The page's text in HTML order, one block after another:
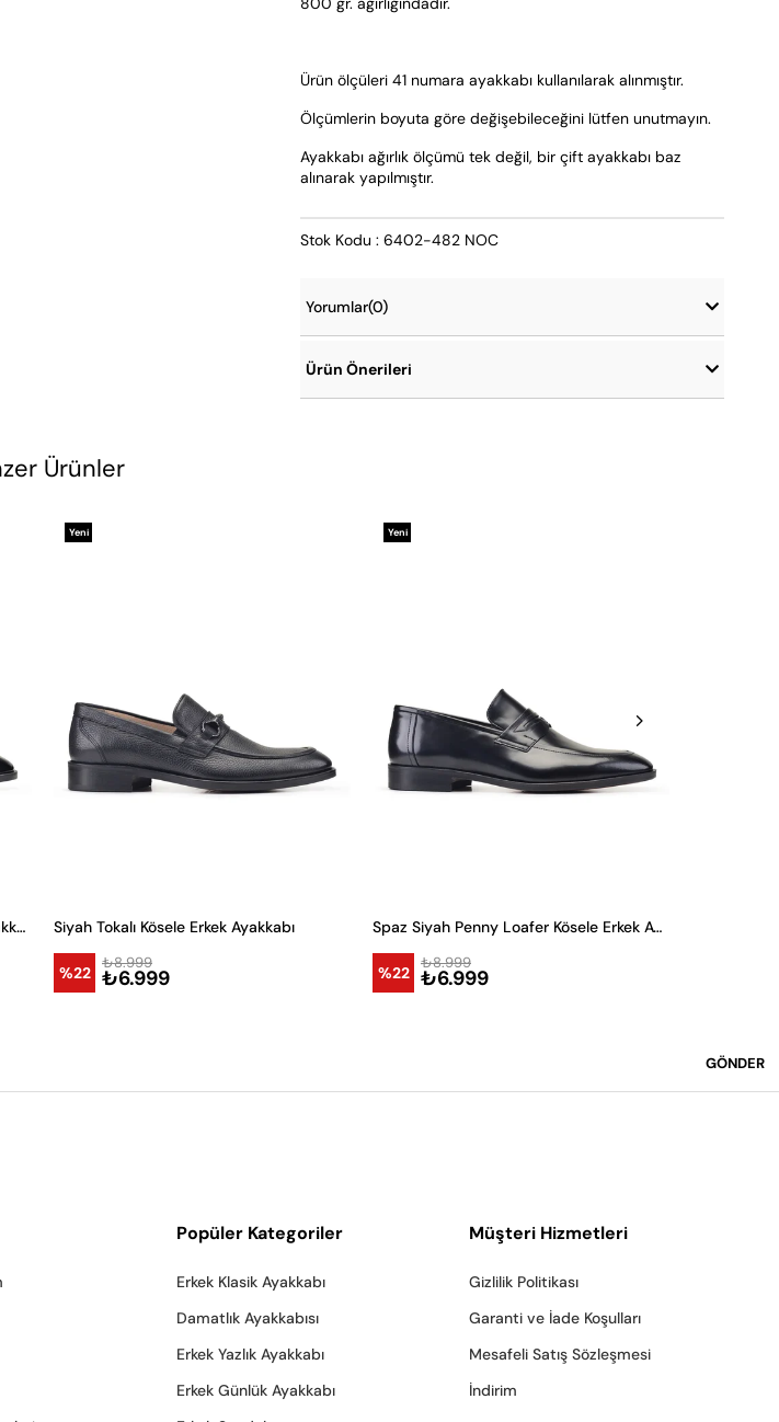
Ürün ölçüleri 41 numara ayakkabı kullanılarak alınmıştır.
Ölçümlerin boyuta göre değişebileceğini lütfen unutmayın.
Ayakkabı ağırlık ölçümü tek değil, bir çift ayakkabı baz
alınarak yapılmıştır.
Stok Kodu : 6402-482 NOC
Yorumlar(0)
Ürün Önerileri
Ürünler
Rugan Siyah Bağcıklı Kösele Erkek Ayakkabı Siyah Tokalı Kösele Erkek Ayakkabı
%22 ₺6.999
₺8.999
Yeni
Spaz Siyah Penny Loafer Kösele Erkek Ayakkabı
%22 ₺6.999
₺8.999
Yeni
GÖNDER
Popüler Kategoriler
Erkek Klasik Ayakkabı
Damatlık Ayakkabısı
Erkek Yazlık Ayakkabı
Erkek Günlük Ayakkabı
Müşteri Hizmetleri
Gizlilik Politikası
Garanti ve İade Koşulları
Mesafeli Satış Sözleşmesi
İndirim